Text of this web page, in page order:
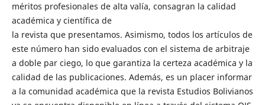
méritos profesionales de alta valía, consagran la calidad
académica y científica de
la revista que presentamos. Asimismo, todos los artículos de
este número han sido evaluados con el sistema de arbitraje
a doble par ciego, lo que garantiza la certeza académica y la
calidad de las publicaciones. Además, es un placer informar
a la comunidad académica que la revista Estudios Bolivianos